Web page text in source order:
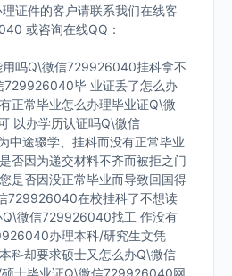
证件的客户请联系我们在线客
或咨询在线QQ：
用吗Q\微信729926040挂科拿不
729926040毕 业证丢了怎么办
正常毕业怎么办理毕业证Q\微
以办学历认证吗Q\微信
途辍学、挂科而没有正常毕业
否因为递交材料不齐而被拒之门
是否因没正常毕业而导致回国得
729926040在校挂科了不想读
Q\微信729926040找工 作没有
办理本科/研究生文凭
科却要求硕士又怎么办Q\微信
士毕业证Q\微信729926040网